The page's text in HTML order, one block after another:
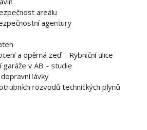
areálu
agentury
a opěrná zeď – Rybniční ulice
garáže v AB – studie
lávky
rozvodů technických plynů